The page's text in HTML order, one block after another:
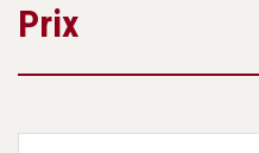
Prix